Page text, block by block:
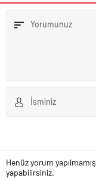
Henüz yorum
yapabilirsiniz.